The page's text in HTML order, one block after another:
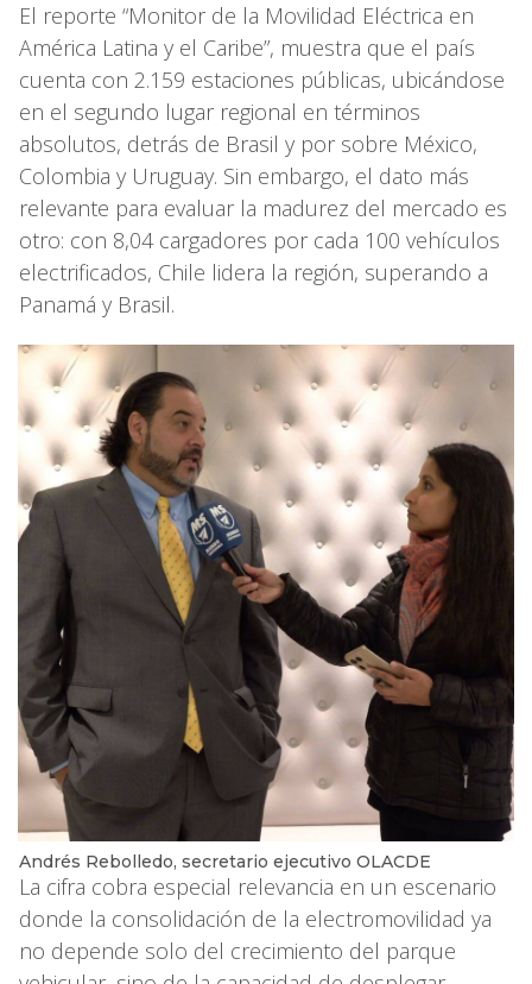
El reporte “Monitor de la Movilidad Eléctrica en
América Latina y el Caribe”, muestra que el país
cuenta con 2.159 estaciones públicas, ubicándose
en el segundo lugar regional en términos
absolutos, detrás de Brasil y por sobre México,
Colombia y Uruguay. Sin embargo, el dato más
relevante para evaluar la madurez del mercado es
otro: con 8,04 cargadores por cada 100 vehículos
electrificados, Chile lidera la región, superando a
Panamá y Brasil.
Andrés Rebolledo, secretario ejecutivo OLACDE
La cifra cobra especial relevancia en un escenario
donde la consolidación de la electromovilidad ya
no depende solo del crecimiento del parque